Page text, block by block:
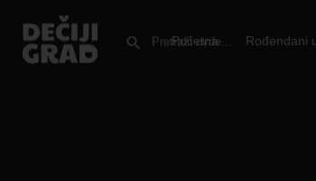
Početna Rođendani